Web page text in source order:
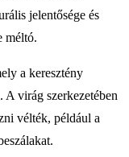
jelentősége és
méltó.
a keresztény
A virág szerkezetében
vélték, például a